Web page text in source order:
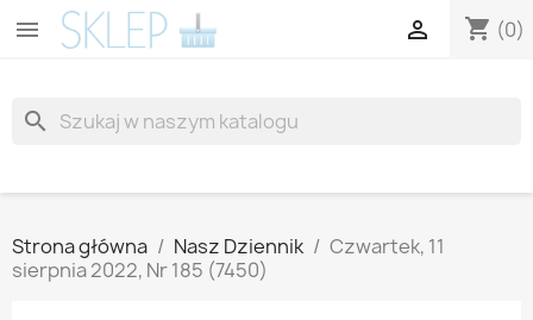
 shopping_cart (0)

search
Strona główna Nasz Dziennik
Czwartek, 11
sierpnia 2022, Nr 185 (7450)